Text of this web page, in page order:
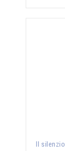
II